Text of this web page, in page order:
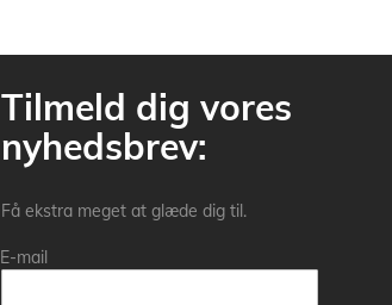
Tilmeld dig vores
nyhedsbrev:
Få ekstra meget at glæde dig til.
E-mail